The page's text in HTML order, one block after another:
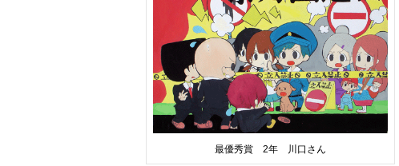
最優秀賞 2年 川口さん